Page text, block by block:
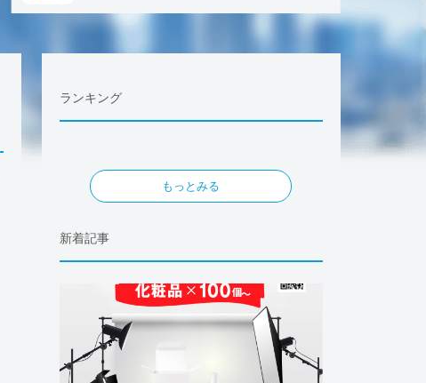
ランキング
もっとみる
新着記事